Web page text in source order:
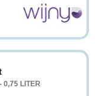
0,75 LITER